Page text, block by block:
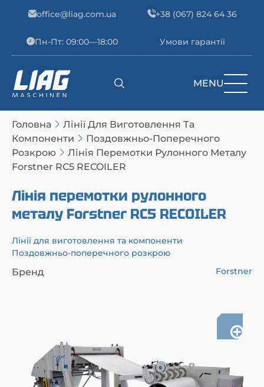
office@liag.com.ua +38 (067) 824 64 36
Пн-Пт: 09:00—18:00 Умови гарантії
Main Navigation MENU
Головна
Лінії Для Виготовлення Та
Компоненти
Поздовжньо-Поперечного
Розкрою
Лінія Перемотки Рулонного Металу
Forstner RC5 RECOILER
Лінія перемотки рулонного
металу Forstner RC5 RECOILER
Лінії для виготовлення та компоненти
Поздовжньо-поперечного розкрою
Бренд Forstner